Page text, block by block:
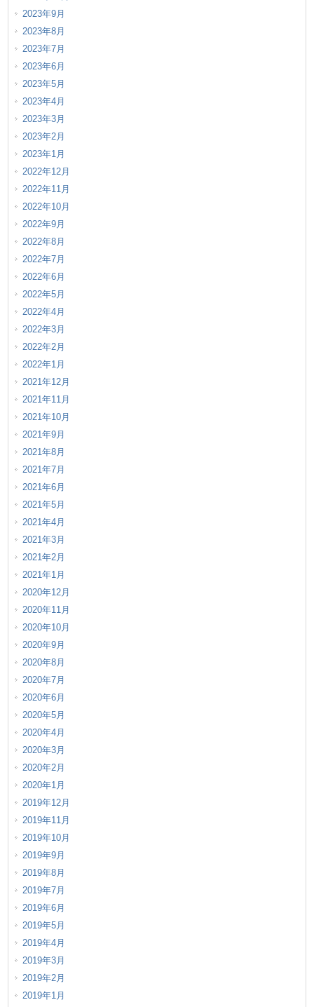
2023年9月
2023年8月
2023年7月
2023年6月
2023年5月
2023年4月
2023年3月
2023年2月
2023年1月
2022年12月
2022年11月
2022年10月
2022年9月
2022年8月
2022年7月
2022年6月
2022年5月
2022年4月
2022年3月
2022年2月
2022年1月
2021年12月
2021年11月
2021年10月
2021年9月
2021年8月
2021年7月
2021年6月
2021年5月
2021年4月
2021年3月
2021年2月
2021年1月
2020年12月
2020年11月
2020年10月
2020年9月
2020年8月
2020年7月
2020年6月
2020年5月
2020年4月
2020年3月
2020年2月
2020年1月
2019年12月
2019年11月
2019年10月
2019年9月
2019年8月
2019年7月
2019年6月
2019年5月
2019年4月
2019年3月
2019年2月
2019年1月